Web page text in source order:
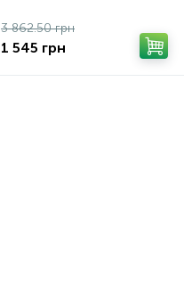
3 862.50 грн
1 545 грн